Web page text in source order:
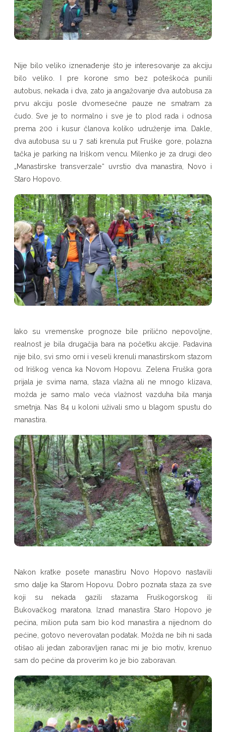
Nije bilo veliko iznenađenje što je interesovanje za akciju
bilo veliko. I pre korone smo bez poteškoća punili
autobus, nekada i dva, zato ja angažovanje dva autobusa za
prvu akciju posle dvomesečne pauze ne smatram za
čudo. Sve je to normalno i sve je to plod rada i odnosa
prema 200 i kusur članova koliko udruženje ima. Dakle,
dva autobusa su u 7 sati krenula put Fruške gore, polazna
tačka je parking na Iriškom vencu. Milenko je za drugi deo
„Manastirske transverzale“ uvrstio dva manastira, Novo i
Staro Hopovo.
Iako su vremenske prognoze bile prilično nepovoljne,
realnost je bila drugačija bara na početku akcije. Padavina
nije bilo, svi smo orni i veseli krenuli manastirskom stazom
od Iriškog venca ka Novom Hopovu. Zelena Fruška gora
prijala je svima nama, staza vlažna ali ne mnogo klizava,
možda je samo malo veća vlažnost vazduha bila manja
smetnja. Nas 84 u koloni uživali smo u blagom spustu do
manastira.
Nakon kratke posete manastiru Novo Hopovo nastavili
smo dalje ka Starom Hopovu. Dobro poznata staza za sve
koji su nekada gazili stazama Fruškogorskog ili
Bukovačkog maratona. Iznad manastira Staro Hopovo je
pećina, milion puta sam bio kod manastira a nijednom do
pećine, gotovo neverovatan podatak. Možda ne bih ni sada
otišao ali jedan zaboravljen ranac mi je bio motiv, krenuo
sam do pećine da proverim ko je bio zaboravan.